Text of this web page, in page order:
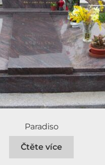
Paradiso
Čtěte více